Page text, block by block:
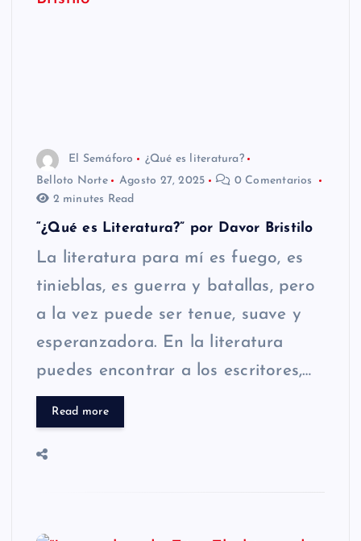
El Semáforo
¿Qué es literatura?
Belloto Norte
Agosto 27, 2025
0 Comentarios
2 minutes Read
“¿Qué es Literatura?” por Davor Bristilo
La literatura para mí es fuego, es
tinieblas, es guerra y batallas, pero
a la vez puede ser tenue, suave y
esperanzadora. En la literatura
puedes encontrar a los escritores,…
Read more